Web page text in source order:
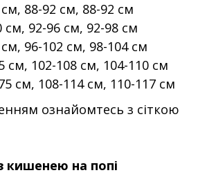
см, 88-92 см, 88-92 см
см, 92-96 см, 92-98 см
96-102 см, 98-104 см
см, 102-108 см, 104-110 см
см, 108-114 см, 110-117 см
ознайомтесь з сіткою
на попі